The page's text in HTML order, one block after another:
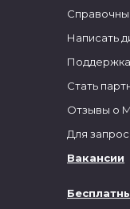
Написать
Поддержка
Стать
Отзывы о
Для
Вакансии